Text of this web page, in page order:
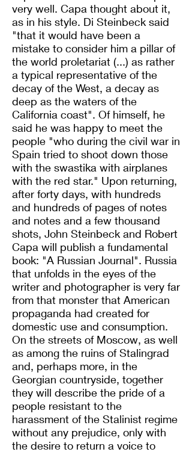
very well. Capa thought about it,
as in his style. Di Steinbeck said
"that it would have been a
mistake to consider him a pillar of
the world proletariat (...) as rather
a typical representative of the
decay of the West, a decay as
deep as the waters of the
California coast". Of himself, he
said he was happy to meet the
people "who during the civil war in
Spain tried to shoot down those
with the swastika with airplanes
with the red star." Upon returning,
after forty days, with hundreds
and hundreds of pages of notes
and notes and a few thousand
shots, John Steinbeck and Robert
Capa will publish a fundamental
book: "A Russian Journal". Russia
that unfolds in the eyes of the
writer and photographer is very far
from that monster that American
propaganda had created for
domestic use and consumption.
On the streets of Moscow, as well
as among the ruins of Stalingrad
and, perhaps more, in the
Georgian countryside, together
they will describe the pride of a
people resistant to the
harassment of the Stalinist regime
without any prejudice, only with
the desire to return a voice to